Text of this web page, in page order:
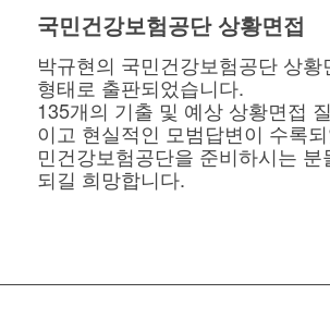
국민건강보험공단 상황면접
박규현의 국민건강보험공단 상황
형태로 출판되었습니다.
135개의 기출 및 예상 상황면접
이고 현실적인 모범답변이 수록
민건강보험공단을 준비하시는 분
되길 희망합니다.